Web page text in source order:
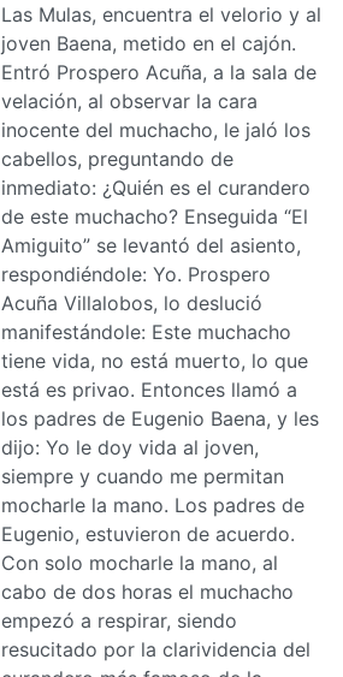
Las Mulas, encuentra el velorio y al
joven Baena, metido en el cajón.
Entró Prospero Acuña, a la sala de
velación, al observar la cara
inocente del muchacho, le jaló los
cabellos, preguntando de
inmediato: ¿Quién es el curandero
de este muchacho? Enseguida “El
Amiguito” se levantó del asiento,
respondiéndole: Yo. Prospero
Acuña Villalobos, lo deslució
manifestándole: Este muchacho
tiene vida, no está muerto, lo que
está es privao. Entonces llamó a
los padres de Eugenio Baena, y les
dijo: Yo le doy vida al joven,
siempre y cuando me permitan
mocharle la mano. Los padres de
Eugenio, estuvieron de acuerdo.
Con solo mocharle la mano, al
cabo de dos horas el muchacho
empezó a respirar, siendo
resucitado por la clarividencia del